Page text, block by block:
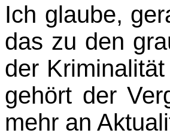
Ich glaube,
das zu den
der
gehört der
mehr an